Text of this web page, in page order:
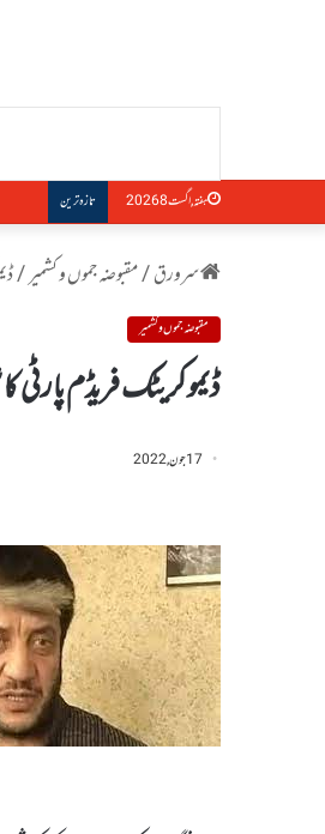
ہفتہ, اگست 8 2026 تازہ ترین
سرورق/مقبوضہ جموں و کشمیر/
مقبوضہ جموں و کشمیر
ڈیموکریٹک فریڈم پارٹی
17 جون, 2022